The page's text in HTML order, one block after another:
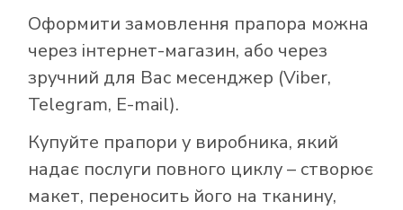
Оформити замовлення прапора можна
через інтернет-магазин, або через
зручний для Вас месенджер (Viber,
Telegram, E-mail).
Купуйте прапори у виробника, який
надає послуги повного циклу – створює
макет, переносить його на тканину,